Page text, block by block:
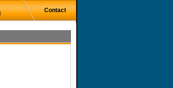
Contact